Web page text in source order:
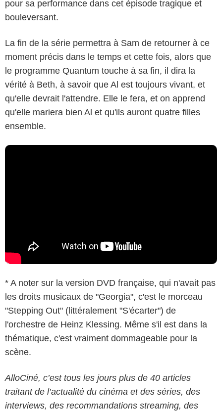
pour sa performance dans cet épisode tragique et
bouleversant.
La fin de la série permettra à Sam de retourner à ce
moment précis dans le temps et cette fois, alors que
le programme Quantum touche à sa fin, il dira la
vérité à Beth, à savoir que Al est toujours vivant, et
qu'elle devrait l'attendre. Elle le fera, et on apprend
qu'elle mariera bien Al et qu'ils auront quatre filles
ensemble.
* A noter sur la version DVD française, qui n'avait pas
les droits musicaux de "Georgia", c'est le morceau
"Stepping Out" (littéralement "S'écarter") de
l'orchestre de Heinz Klessing. Même s'il est dans la
thématique, c'est vraiment dommageable pour la
scène.
AlloCiné, c’est tous les jours plus de 40 articles
traitant de l’actualité du cinéma et des séries, des
interviews, des recommandations streaming, des